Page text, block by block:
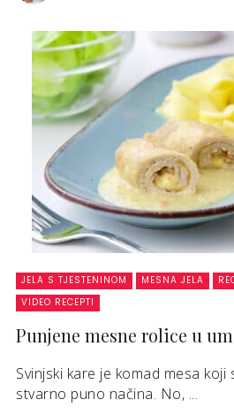
JELA S TJESTENINOM MESNA JELA
VIDEO RECEPTI
Punjene mesne rolice u
Svinjski kare je komad mesa
stvarno puno načina. No, ...